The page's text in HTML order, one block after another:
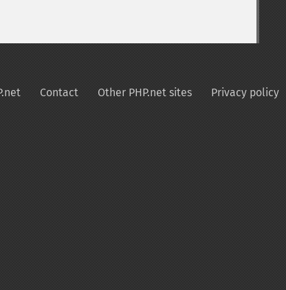
Contact Other PHP.net sites Privacy policy